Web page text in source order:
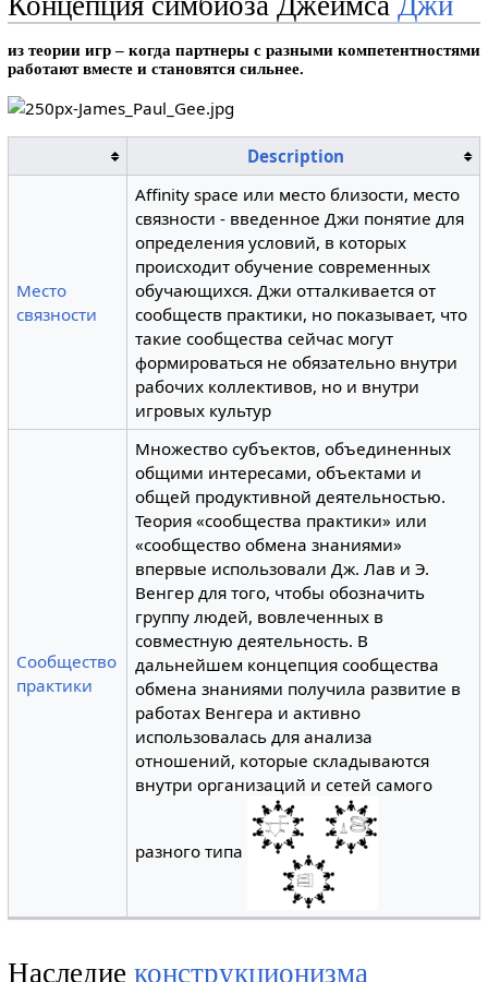
из теории игр – когда партнеры с разными компетентностями
работают вместе и становятся сильнее.
Description
Место
связности
Affinity space или место близости, место
связности - введенное Джи понятие для
определения условий, в которых
происходит обучение современных
обучающихся. Джи отталкивается от
сообществ практики, но показывает, что
такие сообщества сейчас могут
формироваться не обязательно внутри
рабочих коллективов, но и внутри
игровых культур
Сообщество
практики
Множество субъектов, объединенных
общими интересами, объектами и
общей продуктивной деятельностью.
Теория «сообщества практики» или
«сообщество обмена знаниями»
впервые использовали Дж. Лав и Э.
Венгер для того, чтобы обозначить
группу людей, вовлеченных в
совместную деятельность. В
дальнейшем концепция сообщества
обмена знаниями получила развитие в
работах Венгера и активно
использовалась для анализа
отношений, которые складываются
внутри организаций и сетей самого
разного типа
Наследие конструкционизма